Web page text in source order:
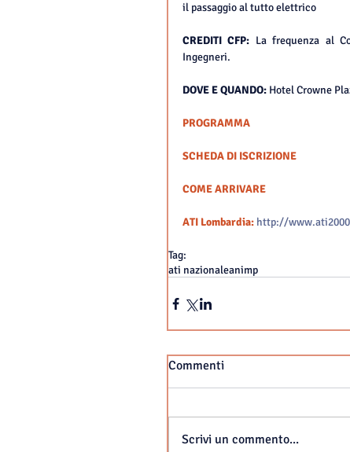
il passaggio al tutto elettrico
CREDITI CFP: La frequenza al
Ingegneri.
DOVE E QUANDO: Hotel Crowne
PROGRAMMA
SCHEDA DI ISCRIZIONE
COME ARRIVARE
ATI Lombardia: http://
Tag:
ati nazionaleanimp
Commenti
Scrivi un commento...